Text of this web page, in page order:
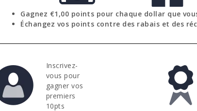
Gagnez €1,00 points pour chaque dollar que
Échangez vos points contre des rabais et des
Inscrivez-
vous pour
gagner vos
premiers
10pts